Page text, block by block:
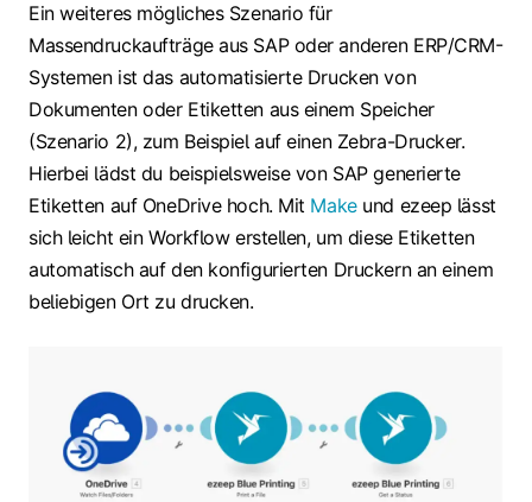
Ein weiteres mögliches Szenario für
Massendruckaufträge aus SAP oder anderen ERP/CRM-
Systemen ist das automatisierte Drucken von
Dokumenten oder Etiketten aus einem Speicher
(Szenario 2), zum Beispiel auf einen Zebra-Drucker.
Hierbei lädst du beispielsweise von SAP generierte
Etiketten auf OneDrive hoch. Mit Makeund ezeep lässt
sich leicht ein Workflow erstellen, um diese Etiketten
automatisch auf den konfigurierten Druckern an einem
beliebigen Ort zu drucken.